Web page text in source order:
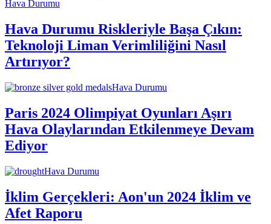
Hava Durumu
Hava Durumu Riskleriyle Başa Çıkın:
Teknoloji Liman Verimliliğini Nasıl
Artırıyor?
Hava Durumu
Paris 2024 Olimpiyat Oyunları Aşırı
Hava Olaylarından Etkilenmeye Devam
Ediyor
Hava Durumu
İklim Gerçekleri: Aon'un 2024 İklim ve
Afet Raporu